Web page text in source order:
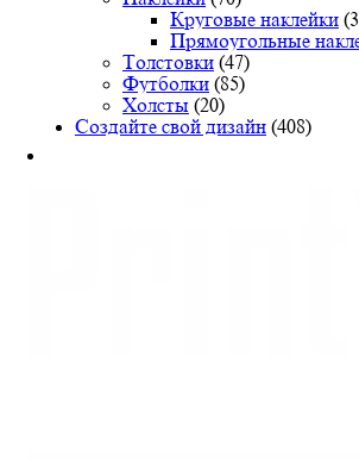
странице
товара.
Круговые наклейки
Прямоугольные
Толстовки (47)
Футболки (85)
Холсты (20)
Создайте свой дизайн (408)